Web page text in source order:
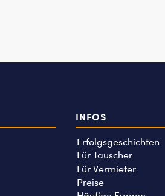
INFOS
Erfolgsgeschichten
Für Tauscher
Für Vermieter
Preise